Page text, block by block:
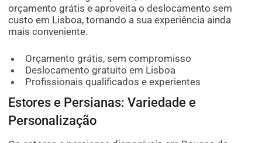
orçamento grátis e aproveita o deslocamento sem
custo em Lisboa, tornando a sua experiência ainda
mais conveniente.
Orçamento grátis, sem compromisso
Deslocamento gratuito em Lisboa
Profissionais qualificados e experientes
Estores e Persianas: Variedade e
Personalização